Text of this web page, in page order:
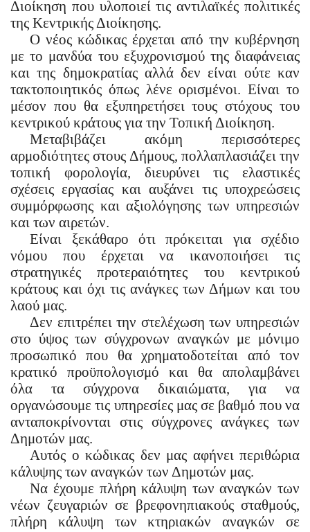
Διοίκηση που υλοποιεί τις αντιλαϊκές πολιτικές
της Κεντρικής Διοίκησης.
Ο νέος κώδικας έρχεται από την κυβέρνηση
με το μανδύα του εξυχρονισμού της διαφάνειας
και της δημοκρατίας αλλά δεν είναι ούτε καν
τακτοποιητικός όπως λένε ορισμένοι. Είναι το
μέσον που θα εξυπηρετήσει τους στόχους του
κεντρικού κράτους για την Τοπική Διοίκηση.
Μεταβιβάζει ακόμη περισσότερες
αρμοδιότητες στους Δήμους, πολλαπλασιάζει την
τοπική φορολογία, διευρύνει τις ελαστικές
σχέσεις εργασίας και αυξάνει τις υποχρεώσεις
συμμόρφωσης και αξιολόγησης των υπηρεσιών
και των αιρετών.
Είναι ξεκάθαρο ότι πρόκειται για σχέδιο
νόμου που έρχεται να ικανοποιήσει τις
στρατηγικές προτεραιότητες του κεντρικού
κράτους και όχι τις ανάγκες των Δήμων και του
λαού μας.
Δεν επιτρέπει την στελέχωση των υπηρεσιών
στο ύψος των σύγχρονων αναγκών με μόνιμο
προσωπικό που θα χρηματοδοτείται από τον
κρατικό προϋπολογισμό και θα απολαμβάνει
όλα τα σύγχρονα δικαιώματα, για να
οργανώσουμε τις υπηρεσίες μας σε βαθμό που να
ανταποκρίνονται στις σύγχρονες ανάγκες των
Δημοτών μας.
Αυτός ο κώδικας δεν μας αφήνει περιθώρια
κάλυψης των αναγκών των Δημοτών μας.
Να έχουμε πλήρη κάλυψη των αναγκών των
νέων ζευγαριών σε βρεφονηπιακούς σταθμούς,
πλήρη κάλυψη των κτηριακών αναγκών σε